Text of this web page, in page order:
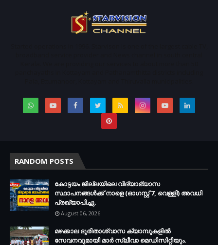
RANDOM POSTS
കോട്ടയം ജില്ലയിലെ വിദ്യാഭ്യാസ
സ്ഥാപനങ്ങള്‍ക്ക് നാളെ (ഓഗസ്റ്റ് 7, വെള്ളി) അവധി
പ്രഖ്യാപിച്ചു.
August 06, 2026
മഴക്കാല ദുരിതാശ്വാസ ക്യാമ്പുകളിൽ
സേവനവുമായി മാർ സ്ലീവാ മെഡിസിറ്റിയും.